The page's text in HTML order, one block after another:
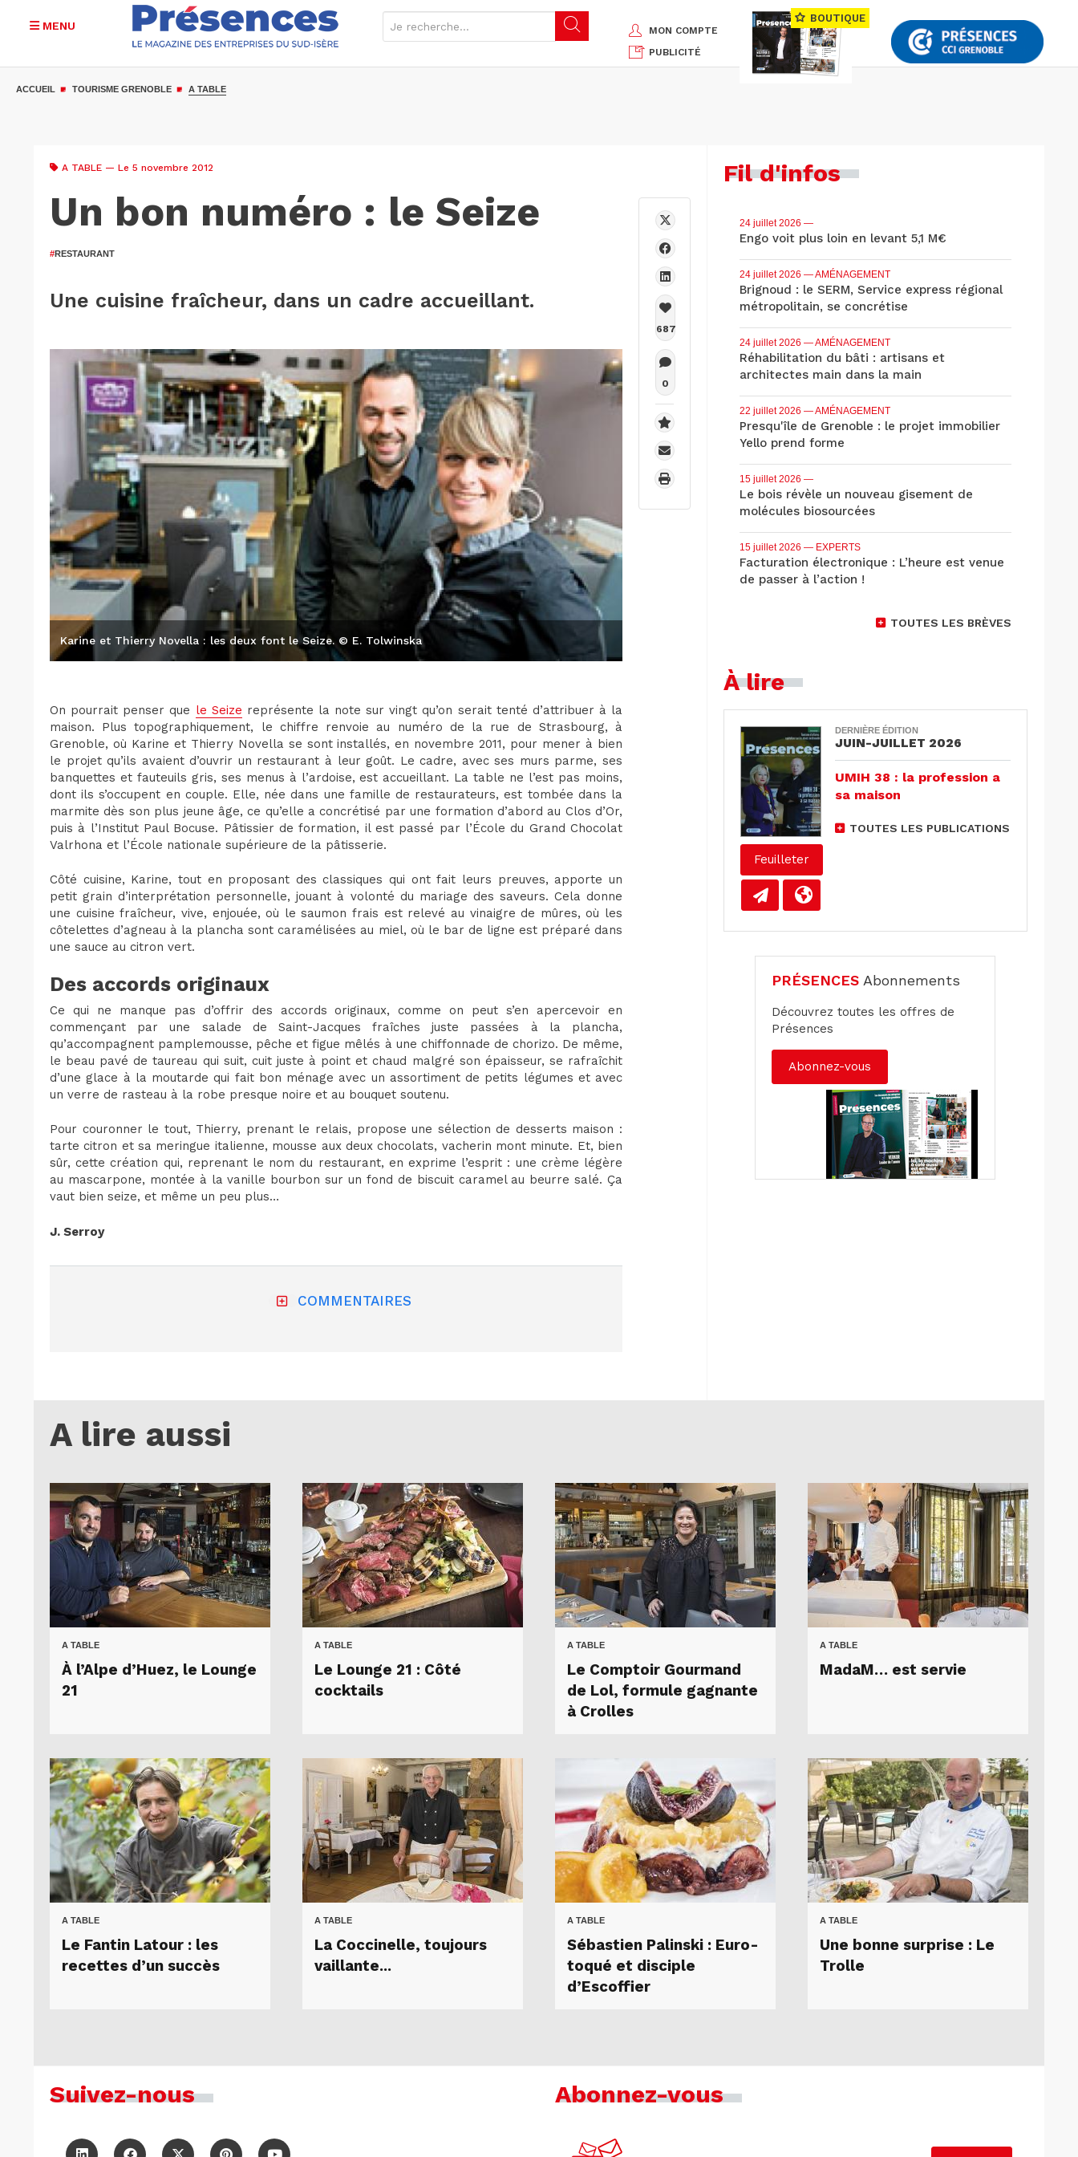
MENU
MON COMPTE
PUBLICITÉ
BOUTIQUE
ACCUEIL TOURISME GRENOBLE A TABLE
A TABLE — Le 5 novembre 2012
Un bon numéro : le Seize
#RESTAURANT
​Une cuisine fraîcheur, dans un cadre accueillant.
Karine et Thierry Novella : les deux font le Seize. © E. Tolwinska
​On pourrait penser que le Seize représente la note sur vingt qu’on serait tenté d’attribuer à la
maison. Plus topographiquement, le chiffre renvoie au numéro de la rue de Strasbourg, à
Grenoble, où Karine et Thierry Novella se sont installés, en novembre 2011, pour mener à bien
le projet qu’ils avaient d’ouvrir un restaurant à leur goût. Le cadre, avec ses murs parme, ses
banquettes et fauteuils gris, ses menus à l’ardoise, est accueillant. La table ne l’est pas moins,
dont ils s’occupent en couple. Elle, née dans une famille de restaurateurs, est tombée dans la
marmite dès son plus jeune âge, ce qu’elle a concrétisé par une formation d’abord au Clos d’Or,
puis à l’Institut Paul Bocuse. Pâtissier de formation, il est passé par l’École du Grand Chocolat
Valrhona et l’École nationale supérieure de la pâtisserie.
Côté cuisine, Karine, tout en proposant des classiques qui ont fait leurs preuves, apporte un
petit grain d’interprétation personnelle, jouant à volonté du mariage des saveurs. Cela donne
une cuisine fraîcheur, vive, enjouée, où le saumon frais est relevé au vinaigre de mûres, où les
côtelettes d’agneau à la plancha sont caramélisées au miel, où le bar de ligne est préparé dans
une sauce au citron vert.
Des accords originaux
Ce qui ne manque pas d’offrir des accords originaux, comme on peut s’en apercevoir en
commençant par une salade de Saint-Jacques fraîches juste passées à la plancha,
qu’accompagnent pamplemousse, pêche et figue mêlés à une chiffonnade de chorizo. De même,
le beau pavé de taureau qui suit, cuit juste à point et chaud malgré son épaisseur, se rafraîchit
d’une glace à la moutarde qui fait bon ménage avec un assortiment de petits légumes et avec
un verre de rasteau à la robe presque noire et au bouquet soutenu.
Pour couronner le tout, Thierry, prenant le relais, propose une sélection de desserts maison :
tarte citron et sa meringue italienne, mousse aux deux chocolats, vacherin mont minute. Et, bien
sûr, cette création qui, reprenant le nom du restaurant, en exprime l’esprit : une crème légère
au mascarpone, montée à la vanille bourbon sur un fond de biscuit caramel au beurre salé. Ça
vaut bien seize, et même un peu plus…
J. Serroy
COMMENTAIRES
687
0
Fil d'infos
24 juillet 2026 —
Engo voit plus loin en levant 5,1 M€
24 juillet 2026 — AMÉNAGEMENT
Brignoud : le SERM, Service express régional
métropolitain, se concrétise
24 juillet 2026 — AMÉNAGEMENT
Réhabilitation du bâti : artisans et
architectes main dans la main
22 juillet 2026 — AMÉNAGEMENT
Presqu'île de Grenoble : le projet immobilier
Yello prend forme
15 juillet 2026 —
Le bois révèle un nouveau gisement de
molécules biosourcées
15 juillet 2026 — EXPERTS
Facturation électronique : L’heure est venue
de passer à l’action !
TOUTES LES BRÈVES
À lire
Feuilleter
DERNIÈRE ÉDITION
JUIN-JUILLET 2026
UMIH 38 : la profession a
sa maison
TOUTES LES PUBLICATIONS
PRÉSENCES Abonnements
Découvrez toutes les offres de
Présences
Abonnez-vous
A lire aussi
A TABLE
À l’Alpe d’Huez, le Lounge
21
A TABLE
Le Lounge 21 : Côté
cocktails
A TABLE
Le Comptoir Gourmand
de Lol, formule gagnante
à Crolles
A TABLE
MadaM… est servie
A TABLE
Le Fantin Latour : les
recettes d’un succès
A TABLE
La Coccinelle, toujours
vaillante...
A TABLE
Sébastien Palinski : Euro-
toqué et disciple
d’Escoffier
A TABLE
Une bonne surprise : Le
Trolle
Suivez-nous Abonnez-vous